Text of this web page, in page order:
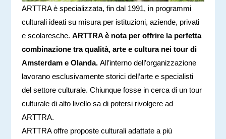
ARTTRA è specializzata, fin dal 1991, in programmi
culturali ideati su misura per istituzioni, aziende, privati
e scolaresche. ARTTRA è nota per offrire la perfetta
combinazione tra qualità, arte e cultura nei tour di
Amsterdam e Olanda.All’interno dell’organizzazione
lavorano esclusivamente storici dell’arte e specialisti
del settore culturale. Chiunque fosse in cerca di un tour
culturale di alto livello sa di potersi rivolgere ad
ARTTRA.
ARTTRA offre proposte culturali adattate a più